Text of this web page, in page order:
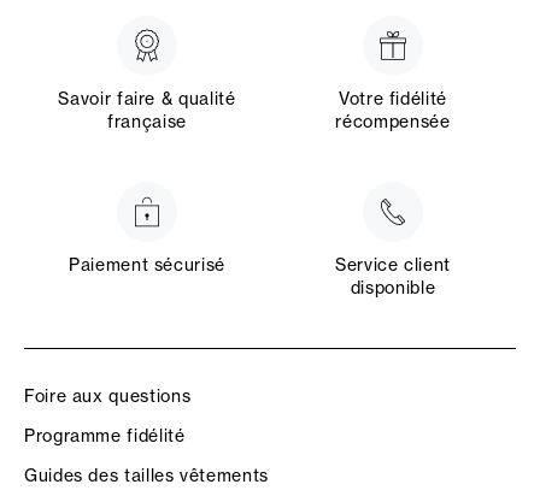
Savoir faire & qualité
française
Votre fidélité
récompensée
Paiement sécurisé
Service client
disponible
Foire aux questions
Programme fidélité
Guides des tailles vêtements